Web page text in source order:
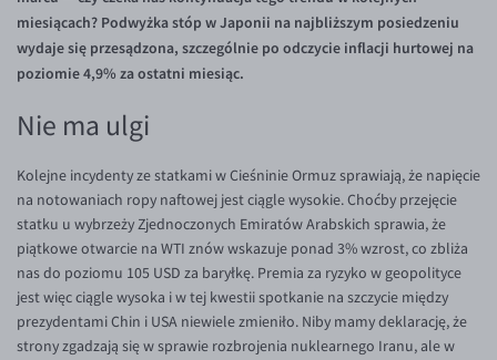
Inne pary walutowe
AUD/PLN
CAD/PLN
HKD/PLN
HUF/PLN
ILS/PLN
JPY/PLN
NZD/PLN
Aplikacja mobilna
Bezpieczeństwo
Pomoc
Konto i opłaty
Wymiana walut
Banki i przelewy
Przelewy zagraniczne
Słowniczek
Poradnik
KONTAKT
Dla mediów
miesiącach? Podwyżka stóp w Japonii na najbliższym posiedzeniu
wydaje się przesądzona, szczególnie po odczycie inflacji hurtowej na
poziomie 4,9% za ostatni miesiąc.
Nie ma ulgi
Kolejne incydenty ze statkami w Cieśninie Ormuz sprawiają, że napięcie
na notowaniach ropy naftowej jest ciągle wysokie. Choćby przejęcie
statku u wybrzeży Zjednoczonych Emiratów Arabskich sprawia, że
piątkowe otwarcie na WTI znów wskazuje ponad 3% wzrost, co zbliża
nas do poziomu 105 USD za baryłkę. Premia za ryzyko w geopolityce
jest więc ciągle wysoka i w tej kwestii spotkanie na szczycie między
prezydentami Chin i USA niewiele zmieniło. Niby mamy deklarację, że
strony zgadzają się w sprawie rozbrojenia nuklearnego Iranu, ale w